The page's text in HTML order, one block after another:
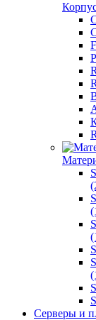
Серверы и